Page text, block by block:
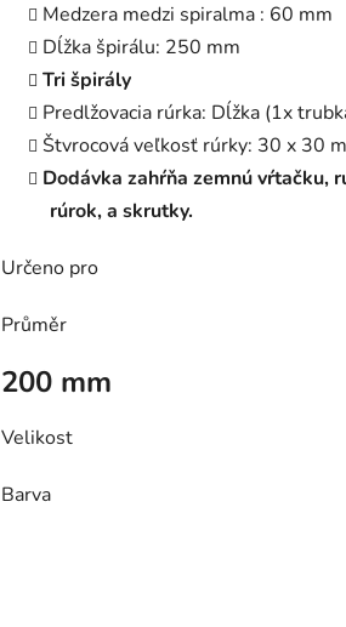
Medzera medzi spiralma : 60 mm
Dĺžka špirálu: 250 mm
Tri špirály
Predlžovacia rúrka: Dĺžka (1x
Štvrocová veľkosť rúrky: 30 x 30
Dodávka zahŕňa zemnú vŕtačku,
rúrok, a skrutky.
Určeno pro
Průměr
200 mm
Velikost
Barva